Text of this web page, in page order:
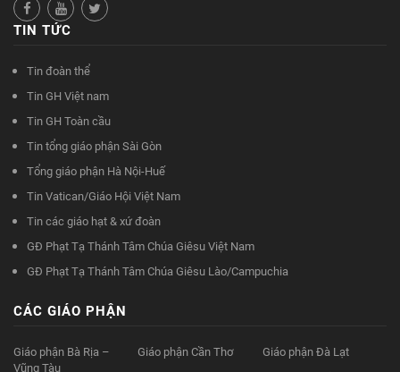
TIN TỨC
Tin đoàn thể
Tin GH Việt nam
Tin GH Toàn cầu
Tin tổng giáo phận Sài Gòn
Tổng giáo phận Hà Nội-Huế
Tin Vatican/Giáo Hội Việt Nam
Tin các giáo hạt & xứ đoàn
GĐ Phạt Tạ Thánh Tâm Chúa Giêsu Việt Nam
GĐ Phạt Tạ Thánh Tâm Chúa Giêsu Lào/Campuchia
CÁC GIÁO PHẬN
Giáo phận Bà Rịa –
Vũng Tàu
Giáo phận Cần Thơ
Giáo phận Đà Lạt